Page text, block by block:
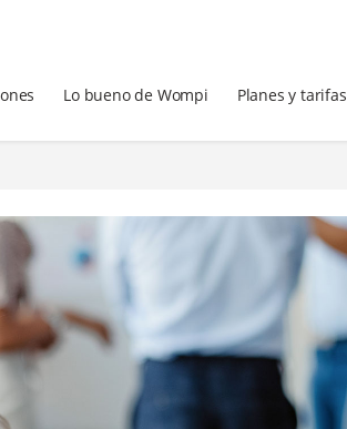
Lo bueno de Wompi Planes y tarifas